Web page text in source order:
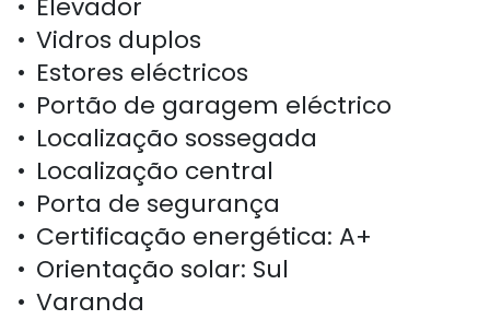
Vidros duplos
Estores eléctricos
Portão de garagem eléctrico
Localização sossegada
Localização central
Porta de segurança
Certificação energética: A+
Orientação solar: Sul
Varanda